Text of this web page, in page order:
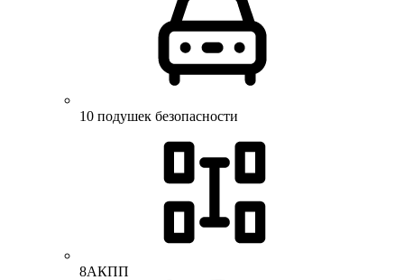
10 подушек безопасности
8АКПП